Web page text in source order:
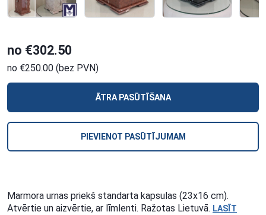
no €302.50
no €250.00 (bez PVN)
ĀTRA PASŪTĪŠANA
PIEVIENOT PASŪTĪJUMAM
Marmora urnas priekš standarta kapsulas (23x16 cm).
Atvērtie un aizvērtie, ar līmlenti. Ražotas Lietuvā. LASĪT